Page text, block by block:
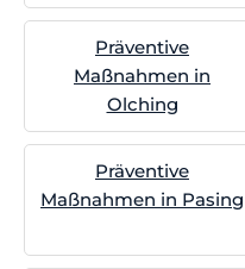
Präventive
Maßnahmen in
Olching
Präventive
Maßnahmen in Pasing